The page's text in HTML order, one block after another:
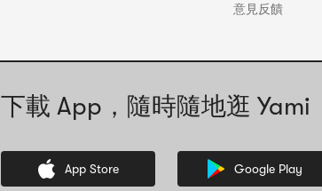
意見反饋
下載 App，隨時隨地逛 Yami
App Store Google Play